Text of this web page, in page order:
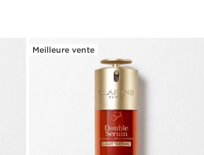
Meilleure vente